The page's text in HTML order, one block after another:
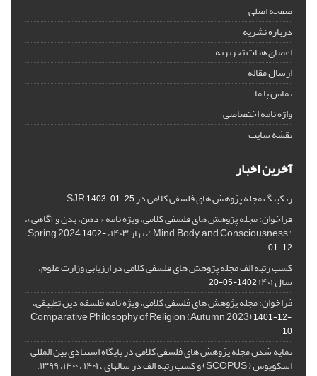
صفحه اصلی
درباره نشریه
اعضای هیات تحریریه
ارسال مقاله
تماس با ما
واژه نامه اختصاصی
نقشه سایت
آخرین اخبار
رنکینگ مجله پژوهش های فلسفی کلامی در SJR1403-01-25
فراخوان: مجله پژوهش های فلسفی کلامی، ویژه نامه « ذهن، بدن و آگاهی»،
"Mind, Body, and Consciousness"، بهار ۱۴۰۳، Spring 2024
1402-
01-12
کسب رتبه الف مجله پژوهش های فلسفی کلامی در ارزیابی وزارت علوم،
سال ۱۴۰۱ 1402-05-20
فراخوان: مجله پژوهش های فلسفی کلامی، ویژه نامه فلسفه دین تطبیقی،
,Comparative Philosophy of Religion (Autumn 2023)
1401-12-
10
نمایه شدن مجله پژوهش های فلسفی کلامی در پایگاه استنادی بین المللی
اسکوپوس ( SCOPUS) و کسب رتبه الف در سالهای ، ۱۴۰۱ ، ۱۴۰۰، ۱۳۹۹،